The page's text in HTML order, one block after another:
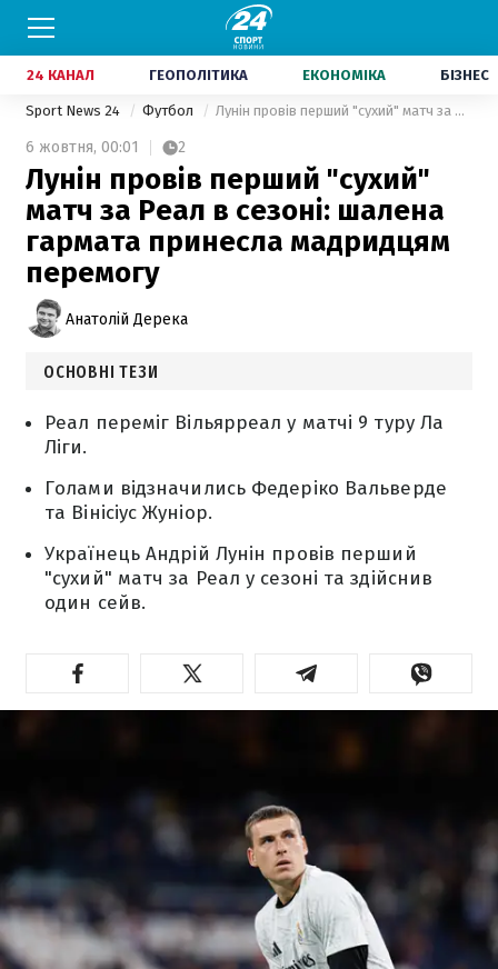
24 КАНАЛ ГЕОПОЛІТИКА ЕКОНОМІКА БІЗНЕС
Sport News 24 Футбол Лунін провів перший "сухий" матч за Реал в сезоні: шалена гармата принесла мадридцям перемогу
6 жовтня, 00:01 2
Лунін провів перший "сухий"
матч за Реал в сезоні: шалена
гармата принесла мадридцям
перемогу
Анатолій Дерека
ОСНОВНІ ТЕЗИ
Реал переміг Вільярреал у матчі 9 туру Ла
Ліги.
Голами відзначились Федеріко Вальверде
та Вінісіус Жуніор.
Українець Андрій Лунін провів перший
"сухий" матч за Реал у сезоні та здійснив
один сейв.